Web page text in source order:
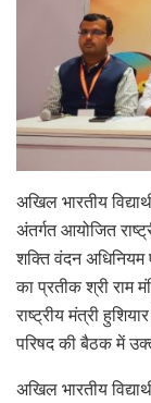
अखिल भारतीय
अंतर्गत आयोजित
शक्ति वंदन अधिनियम
का प्रतीक श्री राम
राष्ट्रीय मंत्री
परिषद की बैठक में
अखिल भारतीय